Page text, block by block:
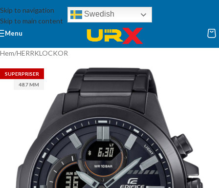
Skip to navigation
Skip to main content
Swedish
Menu
Hem/HERRKLOCKOR
SUPERPRISER
48.7 MM